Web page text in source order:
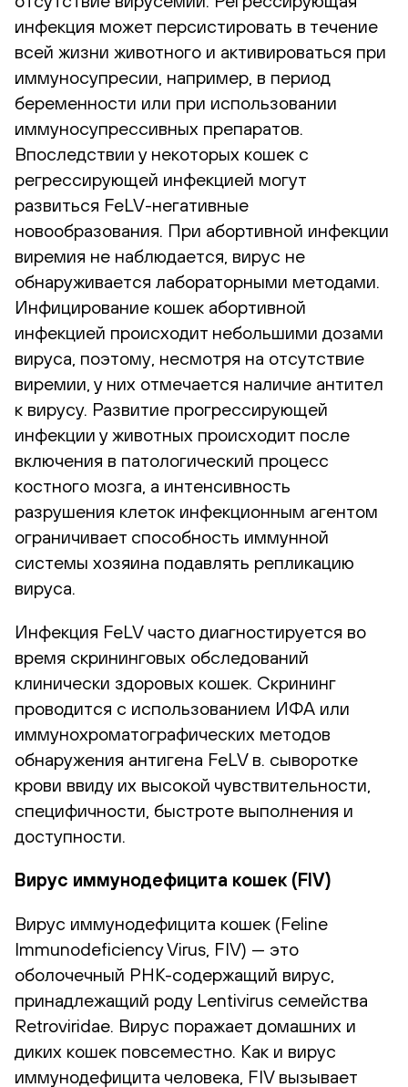
инфекция может персистировать в течение
всей жизни животного и активироваться при
иммуносупресии, например, в период
беременности или при использовании
иммуносупрессивных препаратов.
Впоследствии у некоторых кошек с
регрессирующей инфекцией могут
развиться FeLV-негативные
новообразования. При абортивной инфекции
виремия не наблюдается, вирус не
обнаруживается лабораторными методами.
Инфицирование кошек абортивной
инфекцией происходит небольшими дозами
вируса, поэтому, несмотря на отсутствие
виремии, у них отмечается наличие антител
к вирусу. Развитие прогрессирующей
инфекции у животных происходит после
включения в патологический процесс
костного мозга, а интенсивность
разрушения клеток инфекционным агентом
ограничивает способность иммунной
системы хозяина подавлять репликацию
вируса.
Инфекция FeLV часто диагностируется во
время скрининговых обследований
клинически здоровых кошек. Скрининг
проводится с использованием ИФА или
иммунохроматографических методов
обнаружения антигена FeLV в. сыворотке
крови ввиду их высокой чувствительности,
специфичности, быстроте выполнения и
доступности.
Вирус иммунодефицита кошек (FIV)
Вирус иммунодефицита кошек (Feline
Immunodeficiency Virus, FIV) — это
оболочечный РНК-содержащий вирус,
принадлежащий роду Lentivirus семейства
Retroviridae. Вирус поражает домашних и
диких кошек повсеместно. Как и вирус
иммунодефицита человека, FIV вызывает